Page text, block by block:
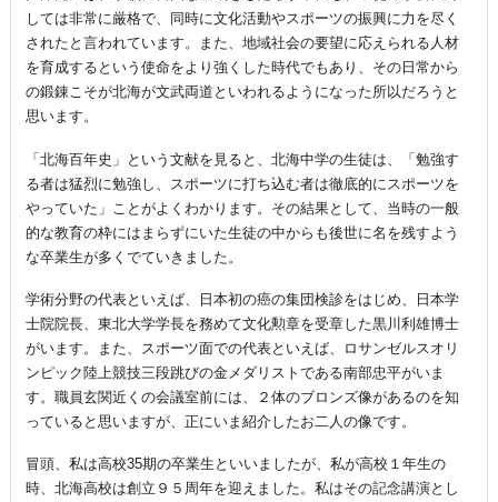
しては非常に厳格で、同時に文化活動やスポーツの振興に力を尽く
されたと言われています。また、地域社会の要望に応えられる人材
を育成するという使命をより強くした時代でもあり、その日常から
の鍛錬こそが北海が文武両道といわれるようになった所以だろうと
思います。
「北海百年史」という文献を見ると、北海中学の生徒は、「勉強す
る者は猛烈に勉強し、スポーツに打ち込む者は徹底的にスポーツを
やっていた」ことがよくわかります。その結果として、当時の一般
的な教育の枠にはまらずにいた生徒の中からも後世に名を残すよう
な卒業生が多くでていきました。
学術分野の代表といえば、日本初の癌の集団検診をはじめ、日本学
士院院長、東北大学学長を務めて文化勲章を受章した黒川利雄博士
がいます。また、スポーツ面での代表といえば、ロサンゼルスオリ
ンピック陸上競技三段跳びの金メダリストである南部忠平がいま
す。職員玄関近くの会議室前には、２体のブロンズ像があるのを知
っていると思いますが、正にいま紹介したお二人の像です。
冒頭、私は高校35期の卒業生といいましたが、私が高校１年生の
時、北海高校は創立９５周年を迎えました。私はその記念講演とし